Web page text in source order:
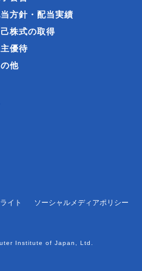
方針・配当実績
己株式の取得
優待
他
イト ソーシャルメディアポリシー
Institute of Japan, Ltd.